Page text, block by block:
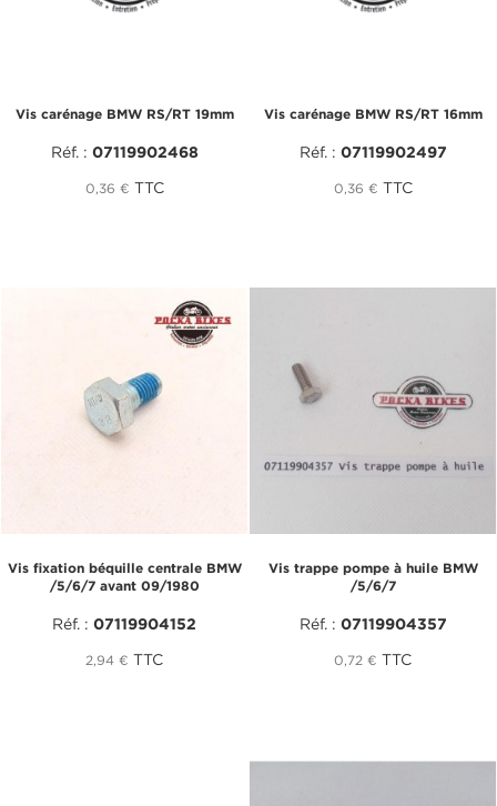
Vis carénage BMW RS/RT 19mm
Réf. : 07119902468
0,36 € TTC
Vis carénage BMW RS/RT 16mm
Réf. : 07119902497
0,36 € TTC
Vis fixation béquille centrale BMW
/5/6/7 avant 09/1980
Réf. : 07119904152
2,94 € TTC
Vis trappe pompe à huile BMW
/5/6/7
Réf. : 07119904357
0,72 € TTC